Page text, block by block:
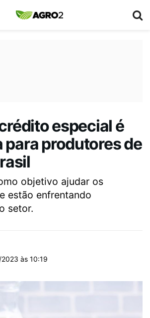
especial é
para produtores de
objetivo ajudar os
estão enfrentando
setor.
às 10:19